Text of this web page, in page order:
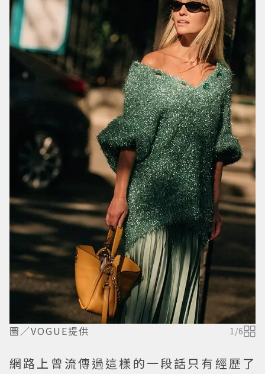
圖／VOGUE提供 1/6
網路上曾流傳過這樣的一段話只有經歷了